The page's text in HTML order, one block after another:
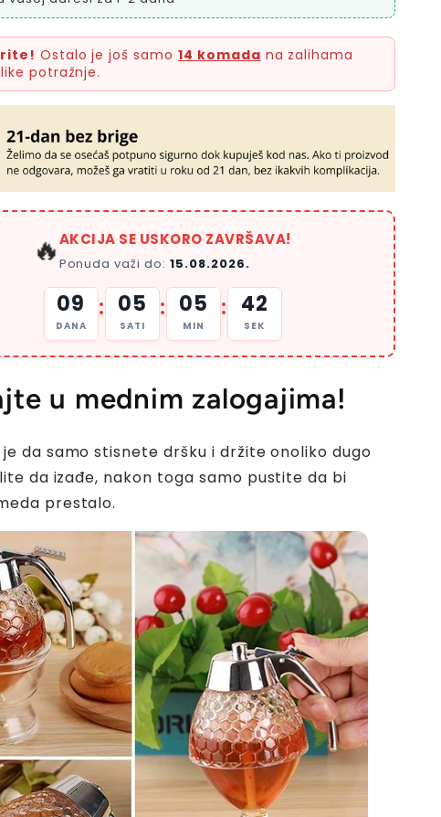
Ostalo je još samo 14 komada na zalihama
potražnje.
🔥AKCIJA SE USKORO ZAVRŠAVA!
Ponuda važi do: 15.08.2026.
09
DANA
: 05
SATI
: 05
MIN
: 41
SEK
u mednim zalogajima!
da samo stisnete dršku i držite onoliko dugo
da izađe, nakon toga samo pustite da bi
prestalo.